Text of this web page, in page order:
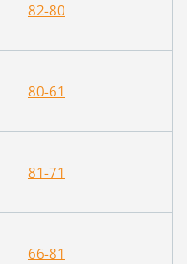
82-80
80-61
81-71
66-81